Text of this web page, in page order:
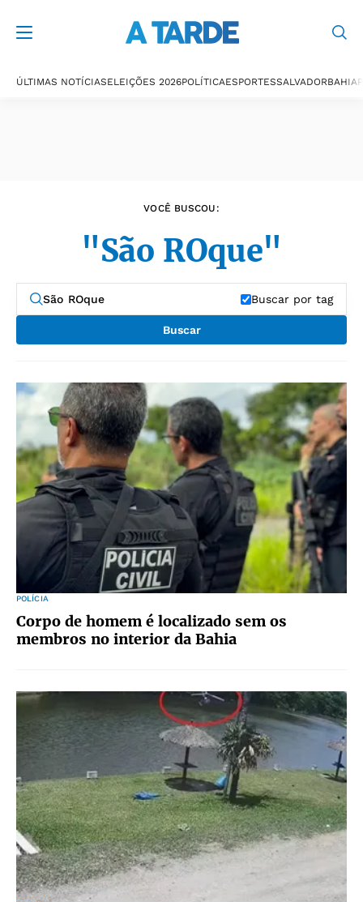
ÚLTIMAS NOTÍCIASELEIÇÕES 2026POLÍTICAESPORTESSALVADORBAHIA
VOCÊ BUSCOU:
"São ROque"
Buscar por tag
Buscar
POLÍCIA
Corpo de homem é localizado sem os
membros no interior da Bahia